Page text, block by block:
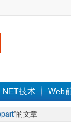
.NET技术 Web
”的文章